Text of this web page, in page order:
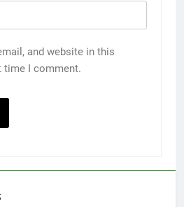
and website in this
time I comment.